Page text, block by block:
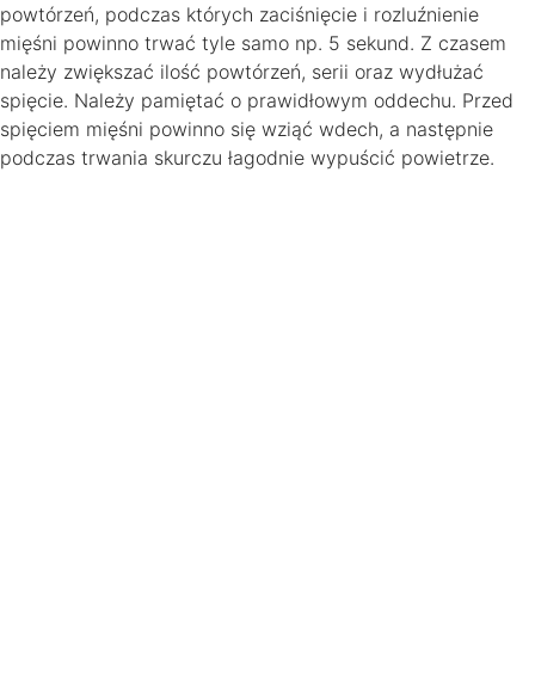
powtórzeń, podczas których zaciśnięcie i rozluźnienie
mięśni powinno trwać tyle samo np. 5 sekund. Z czasem
należy zwiększać ilość powtórzeń, serii oraz wydłużać
spięcie. Należy pamiętać o prawidłowym oddechu. Przed
spięciem mięśni powinno się wziąć wdech, a następnie
podczas trwania skurczu łagodnie wypuścić powietrze.